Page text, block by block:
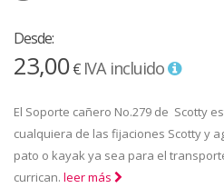
Desde:
23,00€ IVA incluido
El Soporte cañero No.279 de Scotty
cualquiera de las fijaciones Scotty y
pato o kayak ya sea para el
currican. leer más